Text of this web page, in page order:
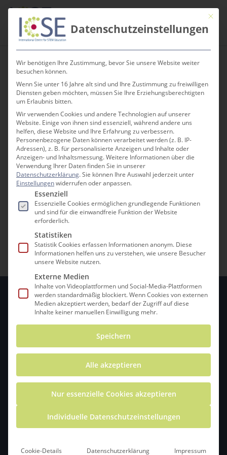
Skip
content
search
Category
Lehrerfortbildungen
© 2022 ICSE
Impressum|Datenschutz|Newsletter
Internationale Website|E-Mail|Instagram
Mit
Datenschutzeinstellungen
Wir benötigen Ihre Zustimmung, bevor Sie unsere Website weiter
besuchen können.
Wenn Sie unter 16 Jahre alt sind und Ihre Zustimmung zu freiwilligen
Diensten geben möchten, müssen Sie Ihre Erziehungsberechtigten
um Erlaubnis bitten.
Wir verwenden Cookies und andere Technologien auf unserer
Website. Einige von ihnen sind essenziell, während andere uns
helfen, diese Website und Ihre Erfahrung zu verbessern.
Personenbezogene Daten können verarbeitet werden (z. B. IP-
Adressen), z. B. für personalisierte Anzeigen und Inhalte oder
Anzeigen- und Inhaltsmessung.Weitere Informationen über die
Verwendung Ihrer Daten finden Sie in unserer
Datenschutzerklärung.Sie können Ihre Auswahl jederzeit unter
Einstellungenwiderrufen oder anpassen.
Es folgt eine Liste der Service-Gruppen, für die
Essenziell
Essenzielle Cookies ermöglichen grundlegende Funktionen
und sind für die einwandfreie Funktion der Website
erforderlich.
Statistiken
Statistik Cookies erfassen Informationen anonym. Diese
Informationen helfen uns zu verstehen, wie unsere Besucher
unsere Website nutzen.
Externe Medien
Inhalte von Videoplattformen und Social-Media-Plattformen
werden standardmäßig blockiert. Wenn Cookies von externen
Medien akzeptiert werden, bedarf der Zugriff auf diese
Inhalte keiner manuellen Einwilligung mehr.
Speichern
Alle akzeptieren
Nur essenzielle Cookies akzeptieren
Individuelle Datenschutzeinstellungen
Cookie-Details Datenschutzerklärung Impressum